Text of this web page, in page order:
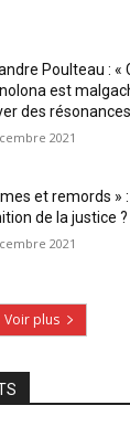
Poulteau : «
est
des
2021
et remords »
de la justice ?
2021
Voir plus